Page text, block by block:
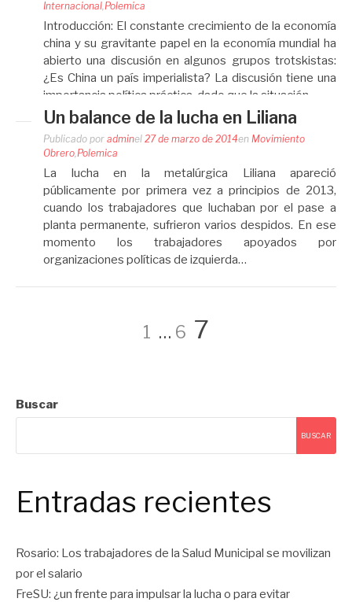
Internacional Polemica
Introducción: El constante crecimiento de la economía
china y su gravitante papel en la economía mundial ha
abierto una discusión en algunos grupos trotskistas:
¿Es China un país imperialista? La discusión tiene una
importancia política práctica, dado que la situación…
Un balance de la lucha en Liliana
Publicado por adminel 27 de marzo de 2014en Movimiento
Obrero,Polemica
La lucha en la metalúrgica Liliana apareció
públicamente por primera vez a principios de 2013,
cuando los trabajadores que luchaban por el pase a
planta permanente, sufrieron varios despidos. En ese
momento los trabajadores apoyados por
organizaciones políticas de izquierda…
Navegación
entradas
Página
1 … Página
6 Página
7
Buscar
BUSCAR
Entradas recientes
Rosario: Los trabajadores de la Salud Municipal se movilizan
por el salario
FreSU: ¿un frente para impulsar la lucha o para evitar